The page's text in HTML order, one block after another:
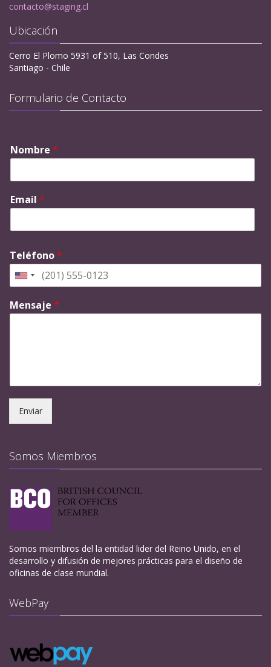
contacto@staging.cl
Ubicación
Cerro El Plomo 5931 of 510, Las Condes
Santiago - Chile
Formulario de Contacto
Nombre *
Email *
Teléfono*
Mensaje *
Enviar
Somos Miembros
Somos miembros del la entidad lider del Reino Unido, en el
desarrollo y difusión de mejores prácticas para el diseño de
oficinas de clase mundial.
WebPay